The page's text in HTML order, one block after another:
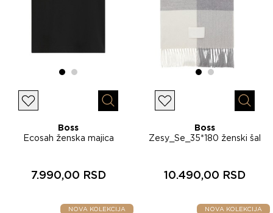
Lista želja Brzi pregled
Boss
Ecosah ženska majica
7.990,00 RSD
Lista želja Brzi
Boss
Zesy_Se_35*180 ženski šal
10.490,00 RSD
NOVA KOLEKCIJA NOVA KOLEKCIJA